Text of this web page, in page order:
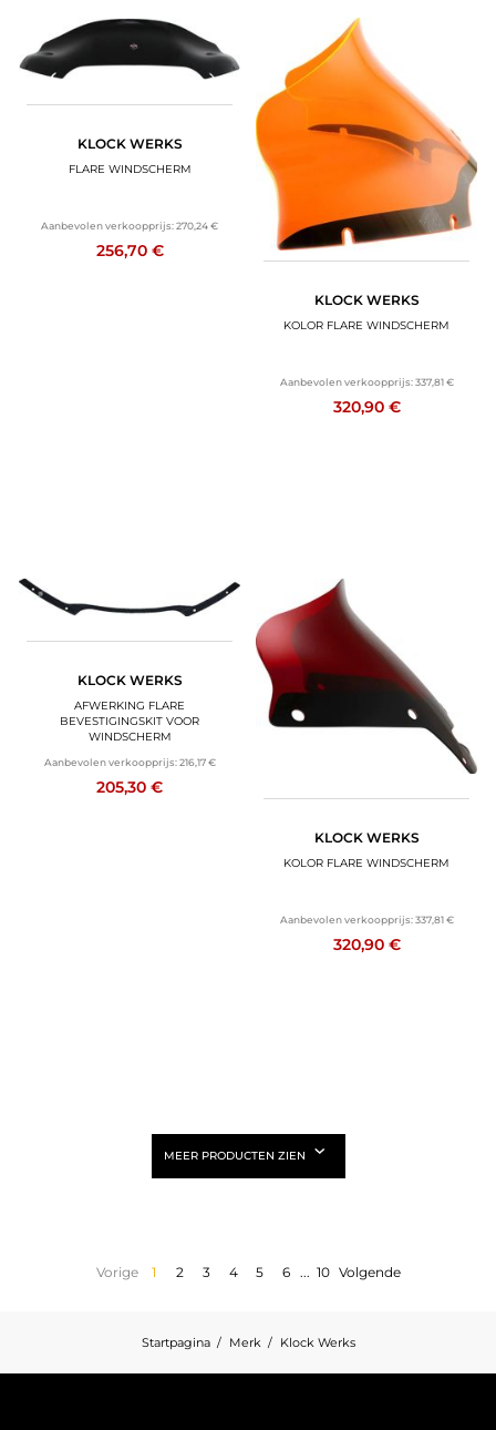
KLOCK WERKS
FLARE WINDSCHERM
Aanbevolen verkoopprijs:270,24 €
256,70 €
KLOCK WERKS
KOLOR FLARE WINDSCHERM
Aanbevolen verkoopprijs: 337,81 €
320,90 €
KLOCK WERKS
AFWERKING FLARE
BEVESTIGINGSKIT VOOR
WINDSCHERM
Aanbevolen verkoopprijs: 216,17 €
205,30 €
KLOCK WERKS
KOLOR FLARE WINDSCHERM
Aanbevolen verkoopprijs: 337,81 €
320,90 €
MEER PRODUCTEN ZIEN
Vorige 1 2 3 4 5 6 ... 10 Volgende
Startpagina Merk Klock Werks